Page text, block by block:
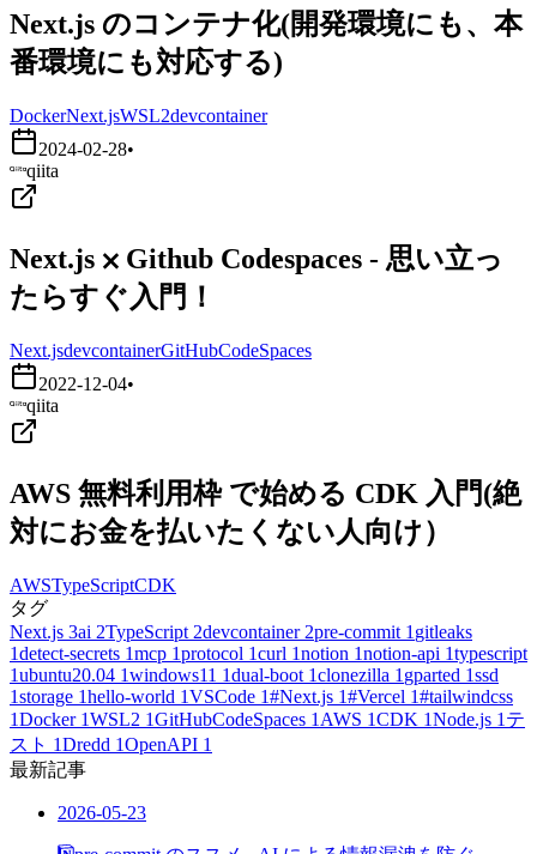
Next.js のコンテナ化(開発環境にも、本
番環境にも対応する)
DockerNext.jsWSL2devcontainer
2024-02-28•
qiita
Next.js ⨉ Github Codespaces - 思い立っ
たらすぐ入門！
Next.jsdevcontainerGitHubCodeSpaces
2022-12-04•
qiita
AWS 無料利用枠 で始める CDK 入門(絶
対にお金を払いたくない人向け）
AWSTypeScriptCDK
タグ
Next.js 3ai 2TypeScript 2devcontainer 2pre-commit 1 gitleaks
1detect-secrets 1mcp 1protocol 1curl 1notion 1notion-api 1typescript
1ubuntu20.04 1windows11 1dual-boot 1clonezilla 1 gparted 1ssd
1storage 1hello-world 1VSCode 1#Next.js 1#Vercel 1#tailwindcss
1Docker 1WSL2 1GitHubCodeSpaces 1 AWS 1CDK 1Node.js 1 テ
スト 1Dredd 1OpenAPI 1
最新記事
2026-05-23